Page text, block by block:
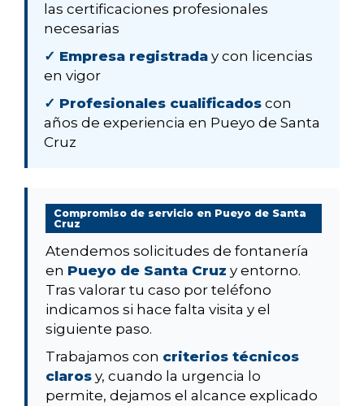
las certificaciones profesionales
necesarias
✓ Empresa registrada y con licencias
en vigor
✓ Profesionales cualificados con
años de experiencia en Pueyo de Santa
Cruz
Compromiso de servicio en Pueyo de Santa
Cruz
Atendemos solicitudes de fontanería
en Pueyo de Santa Cruz y entorno.
Tras valorar tu caso por teléfono
indicamos si hace falta visita y el
siguiente paso.
Trabajamos con criterios técnicos
claros y, cuando la urgencia lo
permite, dejamos el alcance explicado